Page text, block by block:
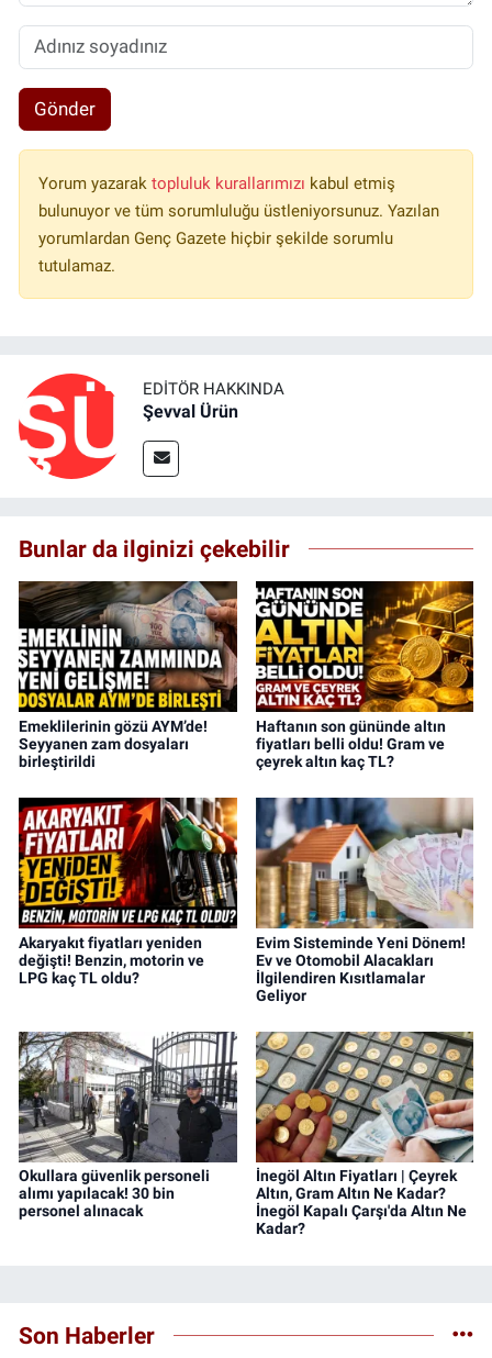
Gönder
Yorum yazarak topluluk kurallarımızı kabul etmiş
bulunuyor ve tüm sorumluluğu üstleniyorsunuz. Yazılan
yorumlardan Genç Gazete hiçbir şekilde sorumlu
tutulamaz.
EDITÖR HAKKINDA
Şevval Ürün
Bunlar da ilginizi çekebilir
Emeklilerinin gözü AYM’de!
Seyyanen zam dosyaları
birleştirildi
Haftanın son gününde altın
fiyatları belli oldu! Gram ve
çeyrek altın kaç TL?
Akaryakıt fiyatları yeniden
değişti! Benzin, motorin ve
LPG kaç TL oldu?
Evim Sisteminde Yeni Dönem!
Ev ve Otomobil Alacakları
İlgilendiren Kısıtlamalar
Geliyor
Okullara güvenlik personeli
alımı yapılacak! 30 bin
personel alınacak
İnegöl Altın Fiyatları | Çeyrek
Altın, Gram Altın Ne Kadar?
İnegöl Kapalı Çarşı'da Altın Ne
Kadar?
Son Haberler